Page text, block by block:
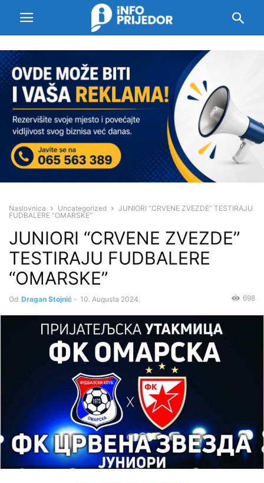
Naslovnica Uncategorized
JUNIORI “CRVENE ZVEZDE” TESTIRAJU
FUDBALERE “OMARSKE”
JUNIORI “CRVENE ZVEZDE”
TESTIRAJU FUDBALERE
“OMARSKE”
Od Dragan Stojnić - 10. Augusta 2024. 698